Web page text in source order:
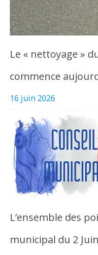
Le « nettoyage »
commence
16 juin 2026
L’ensemble des
municipal du 2